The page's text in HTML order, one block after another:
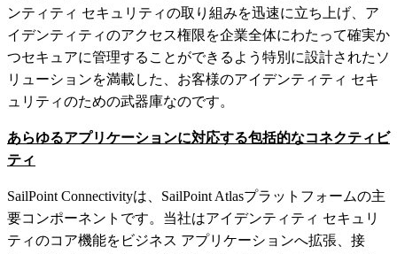
ンティティ セキュリティの取り組みを迅速に立ち上げ、ア
イデンティティのアクセス権限を企業全体にわたって確実か
つセキュアに管理することができるよう特別に設計されたソ
リューションを満載した、お客様のアイデンティティ セキ
ュリティのための武器庫なのです。
あらゆるアプリケーションに対応する包括的なコネクティビ
ティ
SailPoint Connectivityは、SailPoint Atlasプラットフォームの主
要コンポーネントです。当社はアイデンティティ セキュリ
ティのコア機能をビジネス アプリケーションへ拡張、接